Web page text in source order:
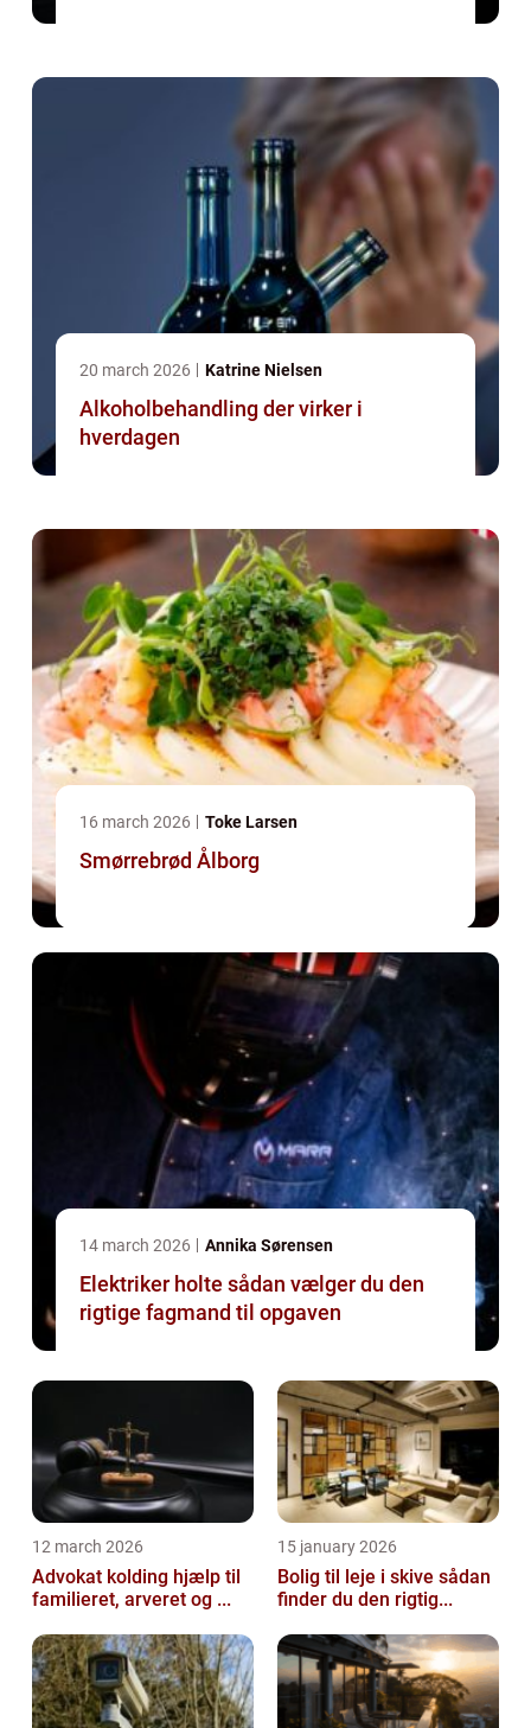
20 march 2026 Katrine Nielsen
Alkoholbehandling der virker i
hverdagen
16 march 2026 Toke Larsen
Smørrebrød Ålborg
14 march 2026 Annika Sørensen
Elektriker holte sådan vælger du den
rigtige fagmand til opgaven
12 march 2026
Advokat kolding hjælp til
familieret, arveret og ...
15 january 2026
Bolig til leje i skive sådan
finder du den rigtig...